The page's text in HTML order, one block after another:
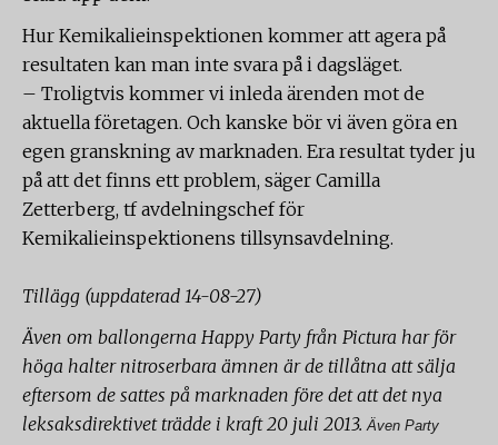
Hur Kemikalieinspektionen kommer att agera på
resultaten kan man inte svara på i dagsläget.
– Troligtvis kommer vi inleda ärenden mot de
aktuella företagen. Och kanske bör vi även göra en
egen granskning av marknaden. Era resultat tyder ju
på att det finns ett problem, säger Camilla
Zetterberg, tf avdelningschef för
Kemikalieinspektionens tillsynsavdelning.
Tillägg (uppdaterad 14-08-27)
Även om ballongerna Happy Party från Pictura har för
höga halter nitroserbara ämnen är de tillåtna att sälja
eftersom de sattes på marknaden före det att det nya
leksaksdirektivet trädde i kraft 20 juli 2013.Även Party